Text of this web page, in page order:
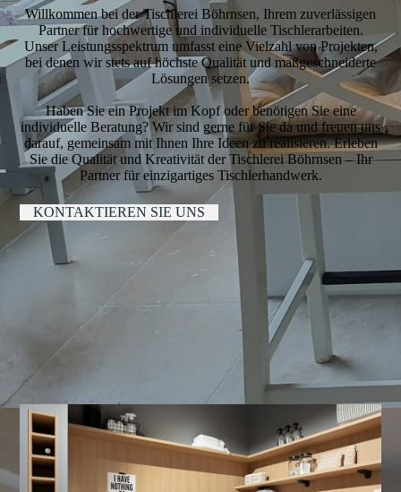
Willkommen bei der Tischlerei Böhrnsen, Ihrem zuverlässigen
Partner für hochwertige und individuelle Tischlerarbeiten.
Unser Leistungsspektrum umfasst eine Vielzahl von Projekten,
bei denen wir stets auf höchste Qualität und maßgeschneiderte
Lösungen setzen.
Haben Sie ein Projekt im Kopf oder benötigen Sie eine
individuelle Beratung? Wir sind gerne für Sie da und freuen uns
darauf, gemeinsam mit Ihnen Ihre Ideen zu realisieren. Erleben
Sie die Qualität und Kreativität der Tischlerei Böhrnsen – Ihr
Partner für einzigartiges Tischlerhandwerk.
KONTAKTIEREN SIE UNS